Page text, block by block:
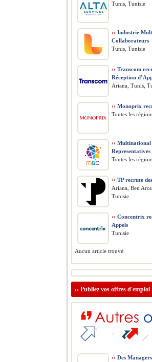
Tunis, Tunisie
›› Industrie
Collaborateurs
Tunis, Tunisie
›› Transcom
Réception
Ariana, Tunis,
›› Monoprix
Toutes les
›› Multinational
Toutes les
›› TP recrute
Ariana, Ben
Tunisie
›› Concentrix
Appels
Tunisie
Aucun article trouvé.
›› Publiez vos offres d'emploi
›› Des